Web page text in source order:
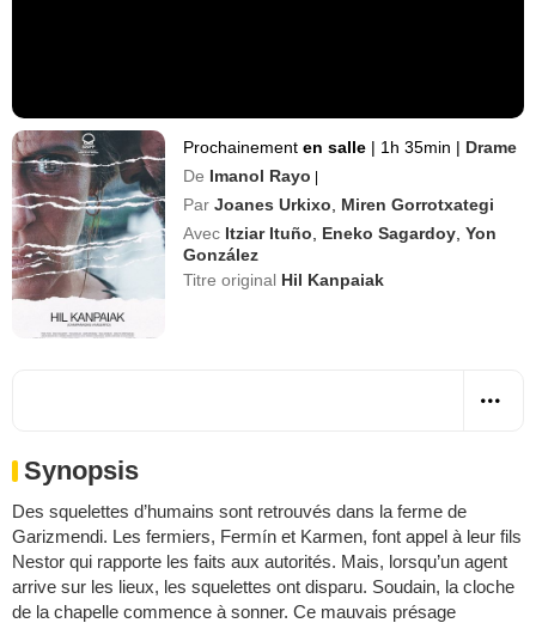
Prochainementen salle | 1h 35min | Drame
De Imanol Rayo |
Par Joanes Urkixo
Miren Gorrotxategi
Avec Itziar Ituño Eneko Sagardoy ,Yon
González
Titre original Hil Kanpaiak
Synopsis
Des squelettes d’humains sont retrouvés dans la ferme de
Garizmendi. Les fermiers, Fermín et Karmen, font appel à leur fils
Nestor qui rapporte les faits aux autorités. Mais, lorsqu’un agent
arrive sur les lieux, les squelettes ont disparu. Soudain, la cloche
de la chapelle commence à sonner. Ce mauvais présage